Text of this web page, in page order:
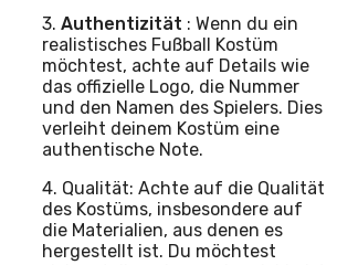
3. Authentizität : Wenn du ein
realistisches Fußball Kostüm
möchtest, achte auf Details wie
das offizielle Logo, die Nummer
und den Namen des Spielers. Dies
verleiht deinem Kostüm eine
authentische Note.
4. Qualität: Achte auf die Qualität
des Kostüms, insbesondere auf
die Materialien, aus denen es
hergestellt ist. Du möchtest